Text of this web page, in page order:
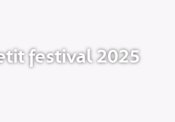
festival 2025